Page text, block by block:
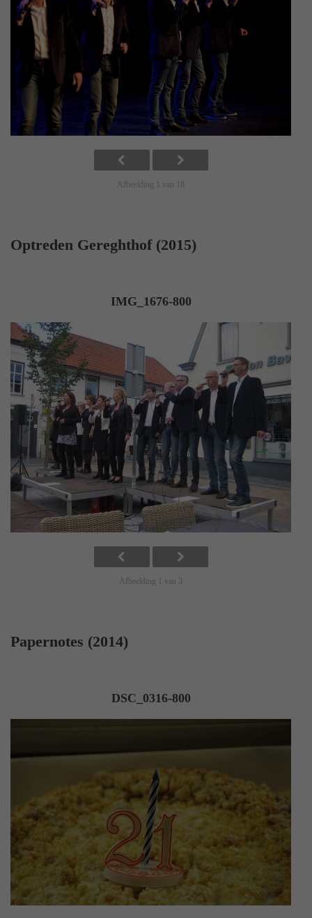
Afbeelding 1 van 18
Optreden Gereghthof (2015)
IMG_1676-800
Afbeelding 1 van 3
Papernotes (2014)
DSC_0316-800